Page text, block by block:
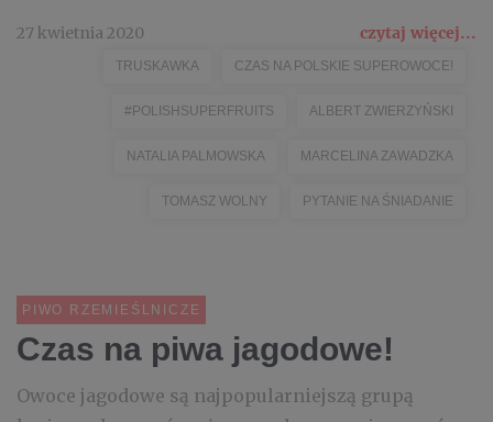
27 kwietnia 2020 czytaj więcej...
TRUSKAWKA CZAS NA POLSKIE SUPEROWOCE!
#POLISHSUPERFRUITS ALBERT ZWIERZYŃSKI
NATALIA PALMOWSKA MARCELINA ZAWADZKA
TOMASZ WOLNY PYTANIE NA ŚNIADANIE
PIWO RZEMIEŚLNICZE
Czas na piwa jagodowe!
Owoce jagodowe są najpopularniejszą grupą